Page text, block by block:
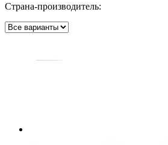
Страна-производитель: